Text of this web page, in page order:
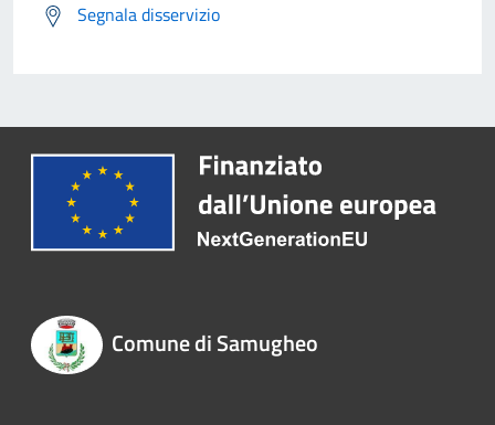
Segnala disservizio
Comune di Samugheo